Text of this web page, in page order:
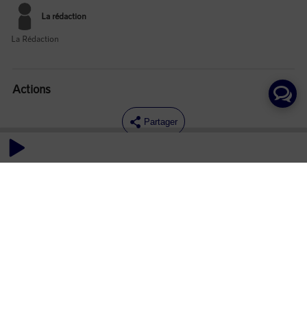
La rédaction
La Rédaction
Actions
Partager
Commentaires